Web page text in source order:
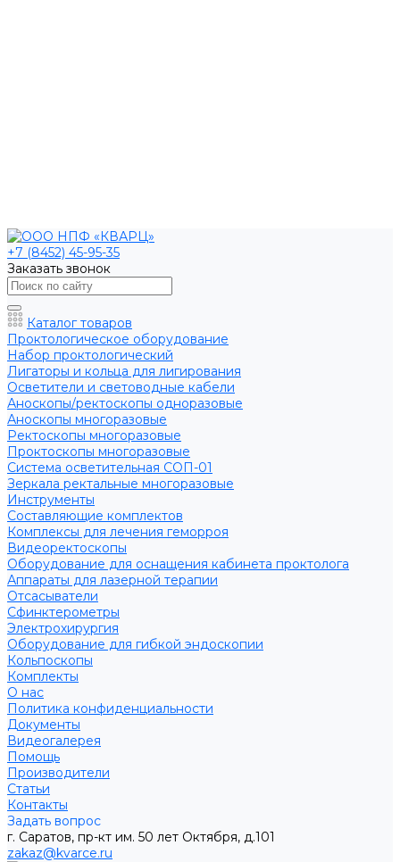
+7 (8452) 45-95-35
Заказать звонок
Каталог товаров
Проктологическое оборудование
Набор проктологический
Лигаторы и кольца для лигирования
Осветители и световодные кабели
Аноскопы/ректоскопы одноразовые
Аноскопы многоразовые
Ректоскопы многоразовые
Проктоскопы многоразовые
Система осветительная СОП-01
Зеркала ректальные многоразовые
Инструменты
Составляющие комплектов
Комплексы для лечения геморроя
Видеоректоскопы
Оборудование для оснащения кабинета проктолога
Аппараты для лазерной терапии
Отсасыватели
Сфинктерометры
Электрохирургия
Оборудование для гибкой эндоскопии
Кольпоскопы
Комплекты
О нас
Политика конфиденциальности
Документы
Видеогалерея
Помощь
Производители
Статьи
Контакты
Задать вопрос
г. Саратов, пр-кт им. 50 лет Октября, д.101
zakaz@kvarce.ru